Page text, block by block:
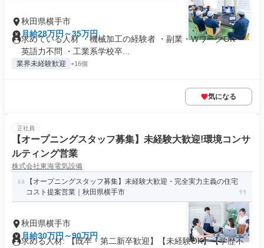
秋田県横手市
月給28万円～35万円
求めている人材 ・機械加工の経験者 ・副業・WワークOK ・
英語力不問 ・工業系学校卒...
業界未経験歓迎 +16個
気になる
正社員
【オープニングスタッフ募集】未経験大歓迎!環境コンサ
ルティング営業
株式会社東海電気設備
【オープニングスタッフ募集】未経験大歓迎・完全実力主義の住宅
コスト提案営業｜秋田県横手市
秋田県横手市
月給30万円～90万円
求める人材: 【既卒・第二新卒歓迎】【未経験OK】【学歴不